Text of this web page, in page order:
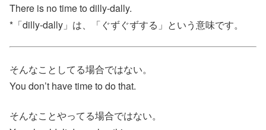
There is no time to dilly-dally.
*「dilly-dally」は、「ぐずぐずする」という意味です。
そんなことしてる場合ではない。
You don’t have time to do that.
そんなことやってる場合ではない。